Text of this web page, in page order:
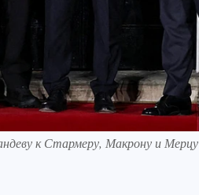
к Стармеру, Макрону и Мерцу